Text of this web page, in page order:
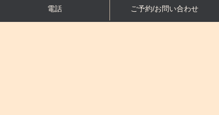
電話 ご予約/お問い合わせ